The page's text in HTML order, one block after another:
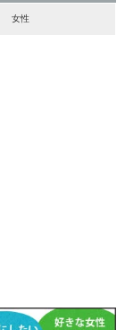
女性